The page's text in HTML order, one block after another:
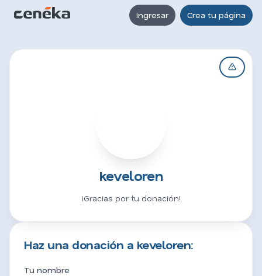
Ingresar Crea tu página
keveloren
¡Gracias por tu donación!
Haz una donación a keveloren:
Tu nombre